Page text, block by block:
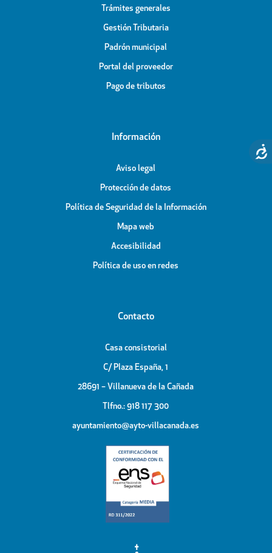
Trámites generales
Gestión Tributaria
Padrón municipal
Portal del proveedor
Pago de tributos
Información
Aviso legal
Protección de datos
Política de Seguridad de la Información
Mapa web
Accesibilidad
Política de uso en redes
Contacto
Casa consistorial
C/ Plaza España, 1
28691 – Villanueva de la Cañada
Tlfno.: 918 117 300
ayuntamiento@ayto-villacanada.es